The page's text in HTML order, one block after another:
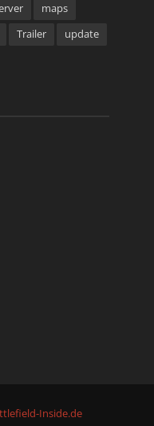
maps
Trailer
update
Inside.de